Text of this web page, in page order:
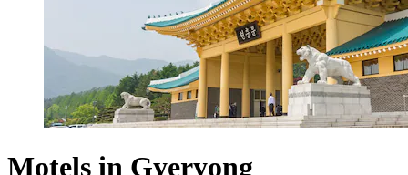
Motels in Gyeryong